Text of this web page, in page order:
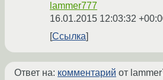
lammer777
16.01.2015 12:03:32
Ссылка
Ответ на: комментарий от